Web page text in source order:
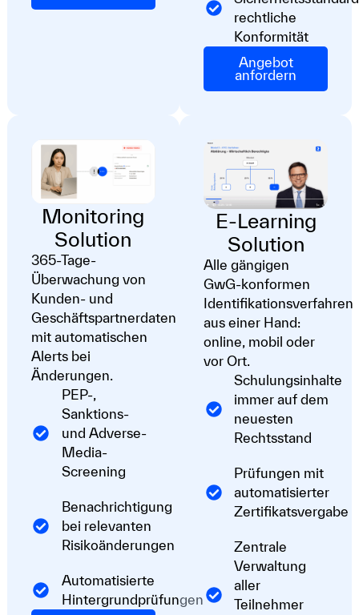
rechtliche
Konformität
Angebot
anfordern
Monitoring
Solution
365-Tage-
Überwachung von
Kunden- und
Geschäftspartnerdaten
mit automatischen
Alerts bei
Änderungen.
PEP-,
Sanktions-
und Adverse-
Media-
Screening
Benachrichtigung
bei relevanten
Risikoänderungen
Automatisierte
Hintergrundprüfungen
E-Learning
Solution
Alle gängigen
GwG-konformen
Identifikationsverfahren
aus einer Hand:
online, mobil oder
vor Ort.
Schulungsinhalte
immer auf dem
neuesten
Rechtsstand
Prüfungen mit
automatisierter
Zertifikatsvergabe
Zentrale
Verwaltung
aller
Teilnehmer